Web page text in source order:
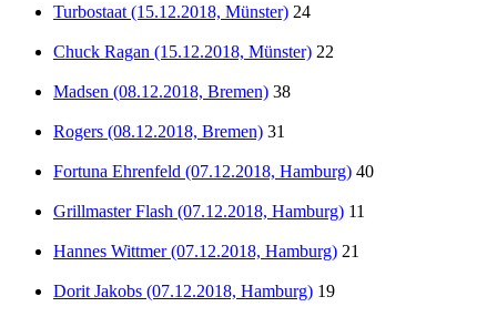
Turbostaat (15.12.2018, Münster) 24
Chuck Ragan (15.12.2018, Münster) 22
Madsen (08.12.2018, Bremen) 38
Rogers (08.12.2018, Bremen) 31
Fortuna Ehrenfeld (07.12.2018, Hamburg) 40
Grillmaster Flash (07.12.2018, Hamburg) 11
Hannes Wittmer (07.12.2018, Hamburg) 21
Dorit Jakobs (07.12.2018, Hamburg) 19